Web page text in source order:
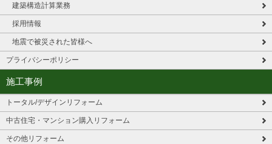
建築構造計算業務
採用情報
地震で被災された皆様へ
プライバシーポリシー
施工事例
トータル/デザインリフォーム
中古住宅・マンション購入リフォーム
その他リフォーム